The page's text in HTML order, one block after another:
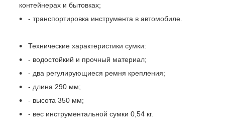
контейнерах и бытовках;
- транспортировка инструмента в автомобиле.
Технические характеристики сумки:
- водостойкий и прочный материал;
- два регулирующиеся ремня крепления;
- длина 290 мм;
- высота 350 мм;
- вес инструментальной сумки 0,54 кг.